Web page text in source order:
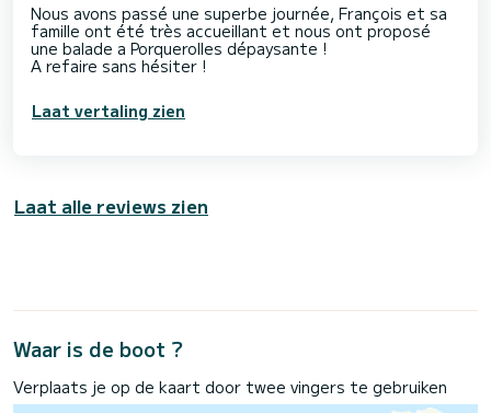
Nous avons passé une superbe journée, François et sa
famille ont été très accueillant et nous ont proposé
une balade a Porquerolles dépaysante !
A refaire sans hésiter !
Laat vertaling zien
Laat alle reviews zien
Waar is de boot ?
Verplaats je op de kaart door twee vingers te gebruiken